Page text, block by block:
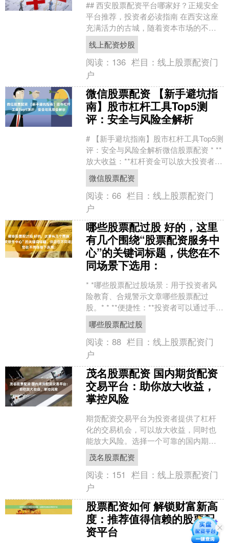
## 西安股票配资平台哪家好？正规安全
平台推荐，投资者必读指南 在西安这座
充满活力的古城，随着资本市场的不断
发展，越来越多的投资者开始关注股票
配资这一杠杆工具。....
线上配资炒股
阅读： 136 栏目：线上股票配资门
户
微信股票配资 【新手避坑指
南】股市杠杆工具Top5测
评：安全与风险全解析
# 【新手避坑指南】股市杠杆工具Top5测
评：安全与风险全解析微信股票配资 * **
放大收益：**杠杆资金可以放大投资者的
收益，让他们在短时间内获得可观的利
润。....
微信股票配资
阅读：66 栏目：线上股票配资门
户
哪些股票配过股 好的，这里
有几个围绕“股票配资服务中
心”的关键词标题，供您在不
同场景下选用：
* *哪些股票配过股场景：用于投资者风
险教育、合规警示文章哪些股票配过
股。* * **便捷性：**投资者可以通过手机
随时随地进行配资交易，无需前往营业
厅或电脑前....
哪些股票配过股
阅读：88 栏目：线上股票配资门
户
茂名股票配资 国内期货配资
交易平台：助你放大收益，
掌控风险
期货配资交易平台为投资者提供了杠杆
化的交易机会，可以放大收益，同时也
能放大风险。选择一个可靠的国内期货
配资交易平台至关重要。 * **放大收益：
**配资平台提供....
茂名股票配资
阅读： 151 栏目：线上股票配资门
户
股票配资如何 解锁财富新高
度：推荐值得信赖的股票配
资平台